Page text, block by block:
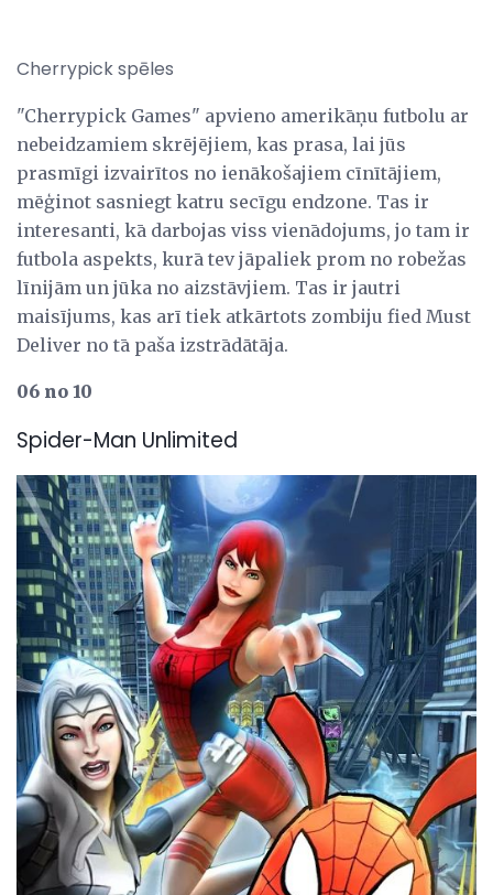
Cherrypick spēles
"Cherrypick Games" apvieno amerikāņu futbolu ar
nebeidzamiem skrējējiem, kas prasa, lai jūs
prasmīgi izvairītos no ienākošajiem cīnītājiem,
mēģinot sasniegt katru secīgu endzone. Tas ir
interesanti, kā darbojas viss vienādojums, jo tam ir
futbola aspekts, kurā tev jāpaliek prom no robežas
līnijām un jūka no aizstāvjiem. Tas ir jautri
maisījums, kas arī tiek atkārtots zombiju fied Must
Deliver no tā paša izstrādātāja.
06 no 10
Spider-Man Unlimited